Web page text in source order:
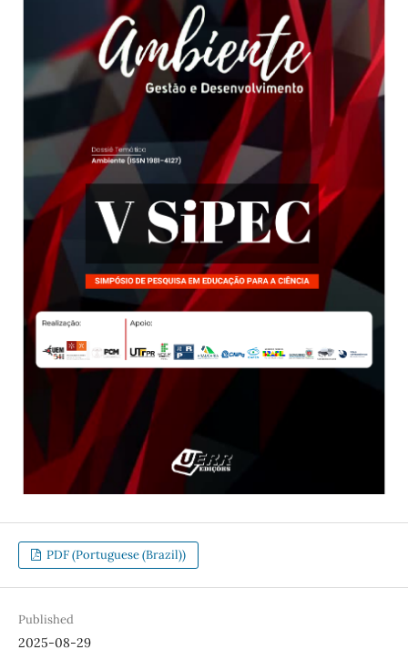
PDF (Portuguese (Brazil))
Published
2025-08-29